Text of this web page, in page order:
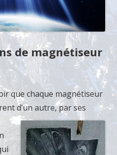
de magnétiseur
que chaque magnétiseur
d’un autre, par ses